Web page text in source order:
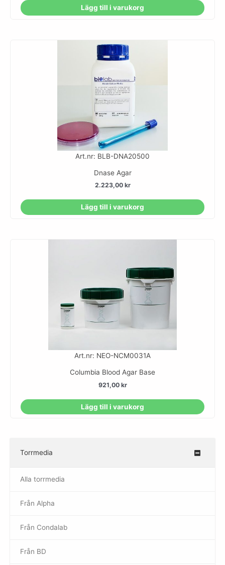
Lägg till i varukorg
Art.nr: BLB-DNA20500
Dnase Agar
2.223,00 kr
Lägg till i varukorg
Art.nr: NEO-NCM0031A
Columbia Blood Agar Base
921,00 kr
Lägg till i varukorg
Torrmedia
–
Alla torrmedia
Från Alpha
–
Från Condalab
Från BD